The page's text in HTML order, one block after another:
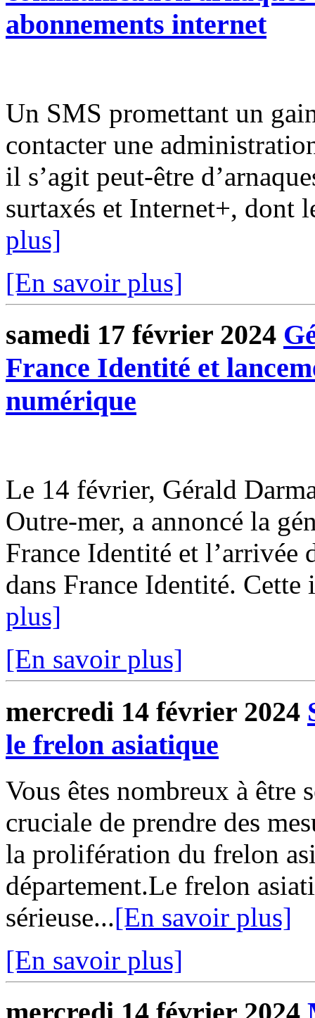
abonnements internet
Un SMS promettant un
contacter une
il s’agit peut-être
surtaxés et Internet+, dont
plus]
[En savoir plus]
samedi 17 février 2024
France Identité et
numérique
Le 14 février, Gérald
Outre-mer, a annoncé la
France Identité et l’arrivée
dans France Identité.
plus]
[En savoir plus]
mercredi 14 février 2024
le frelon asiatique
Vous êtes nombreux à être
cruciale de prendre des
la prolifération du frelon
département.Le frelon
sérieuse...[En savoir plus]
[En savoir plus]